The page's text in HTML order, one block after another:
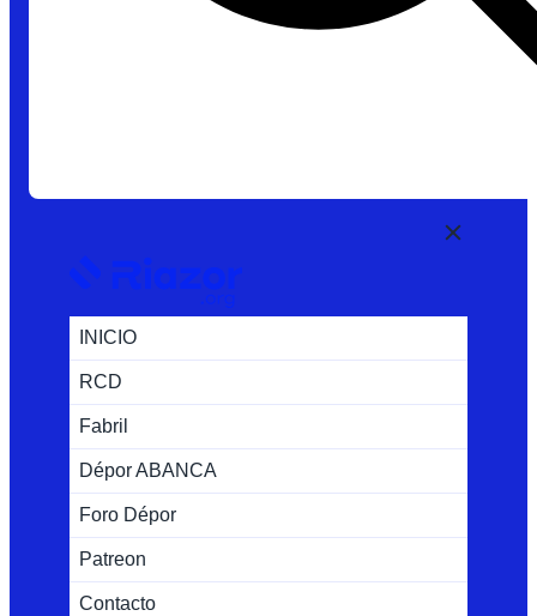
INICIO
RCD
Fabril
Dépor ABANCA
Foro Dépor
Patreon
Contacto